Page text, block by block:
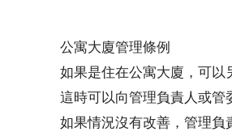
公寓大廈管理條例
如果是住在公寓大廈，可以
這時可以向管理負責人或管
如果情況沒有改善，管理負